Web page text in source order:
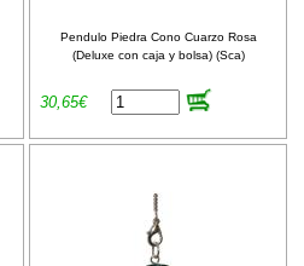
Pendulo Piedra Cono Cuarzo Rosa
(Deluxe con caja y bolsa) (Sca)
30,65€